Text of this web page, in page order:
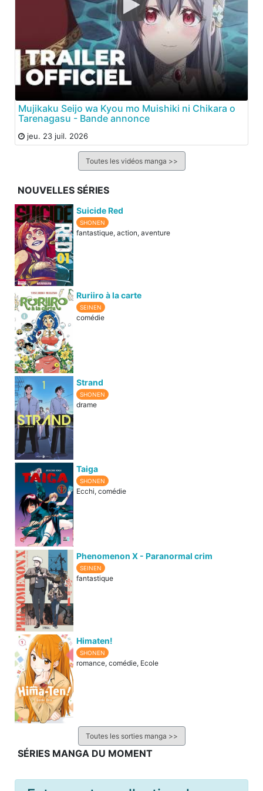
Mujikaku Seijo wa Kyou mo Muishiki ni Chikara o
Tarenagasu - Bande annonce
jeu. 23 juil. 2026
Toutes les vidéos manga >>
NOUVELLES SÉRIES
Suicide Red
SHONEN
fantastique, action, aventure
Ruriiro à la carte
SEINEN
comédie
Strand
SHONEN
drame
Taiga
SHONEN
Ecchi, comédie
Phenomenon X - Paranormal crim
SEINEN
fantastique
Himaten!
SHONEN
romance, comédie, Ecole
Toutes les sorties manga >>
SÉRIES MANGA DU MOMENT